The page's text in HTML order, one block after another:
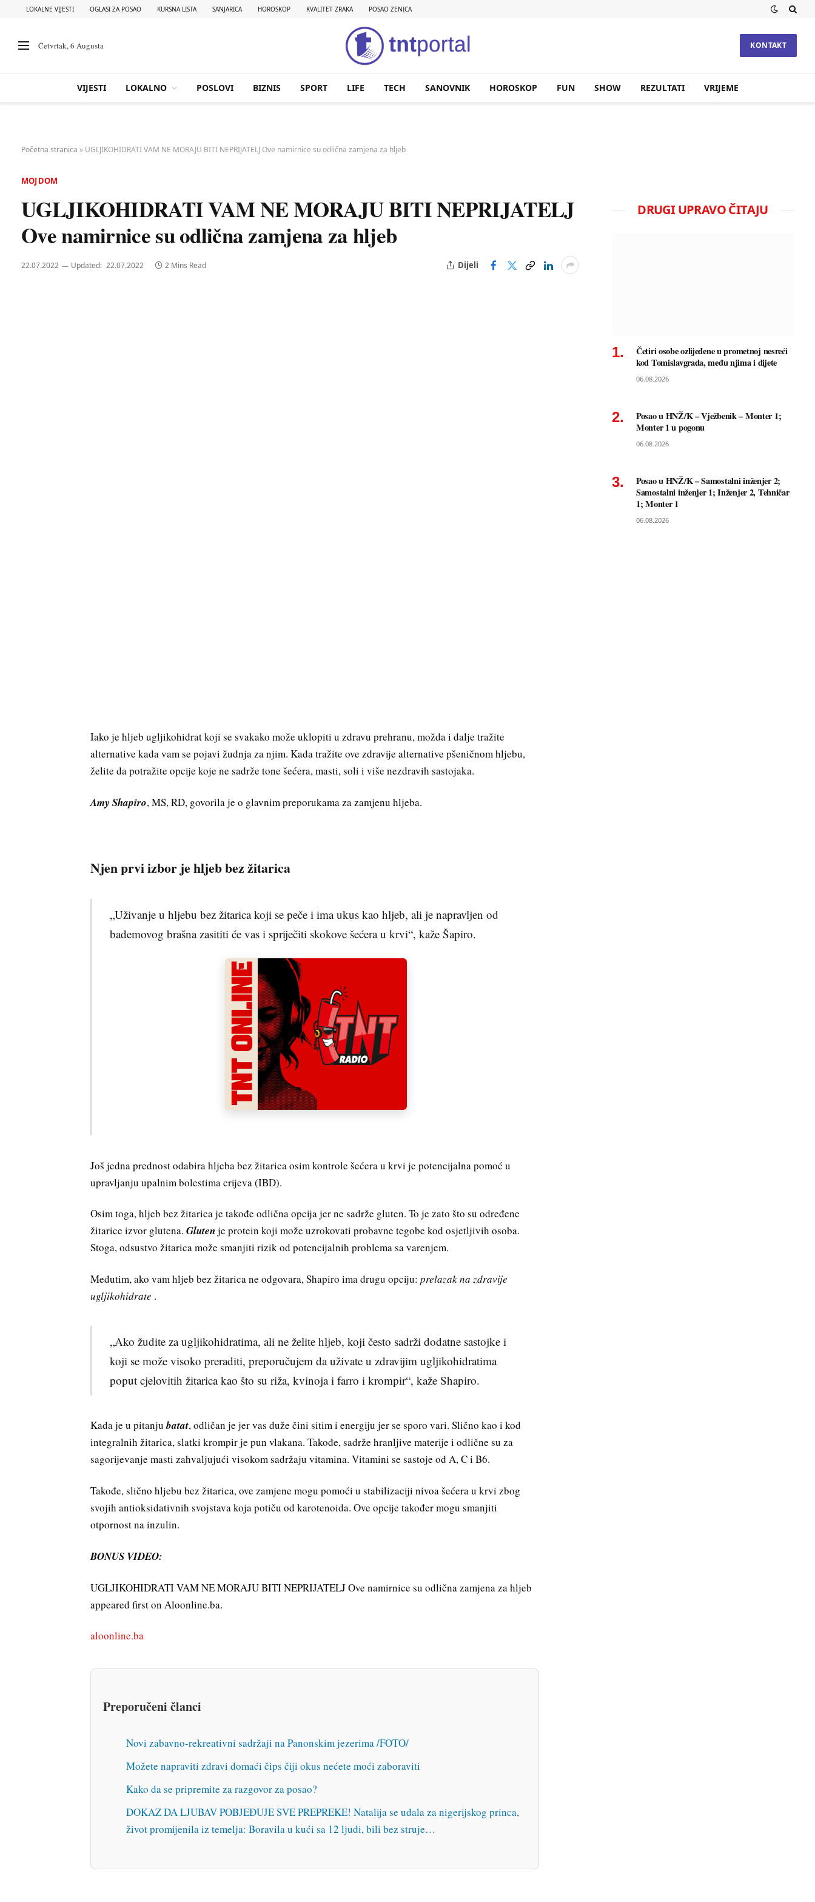
LOKALNE VIJESTI OGLASI ZA POSAO KURSNA LISTA SANJARICA HOROSKOP KVALITET ZRAKA POSAO ZENICA
Četvrtak, 6 Augusta KONTAKT
VIJESTI LOKALNO POSLOVI BIZNIS SPORT LIFE TECH SANOVNIK HOROSKOP FUN SHOW REZULTATI VRIJEME
Početna stranica » UGLJIKOHIDRATI VAM NE MORAJU BITI NEPRIJATELJ Ove namirnice su odlična zamjena za hljeb
MOJ DOM
UGLJIKOHIDRATI VAM NE MORAJU BITI NEPRIJATELJ
Ove namirnice su odlična zamjena za hljeb
22.07.2022 Updated: 22.07.2022 2 Mins Read Dijeli
Iako je hljeb ugljikohidrat koji se svakako može uklopiti u zdravu prehranu, možda i dalje tražite
alternative kada vam se pojavi žudnja za njim. Kada tražite ove zdravije alternative pšeničnom hljebu,
želite da potražite opcije koje ne sadrže tone šećera, masti, soli i više nezdravih sastojaka.
Amy Shapiro, MS, RD, govorila je o glavnim preporukama za zamjenu hljeba.
Njen prvi izbor je hljeb bez žitarica
„Uživanje u hljebu bez žitarica koji se peče i ima ukus kao hljeb, ali je napravljen od
bademovog brašna zasititi će vas i spriječiti skokove šećera u krvi“, kaže Šapiro.
Još jedna prednost odabira hljeba bez žitarica osim kontrole šećera u krvi je potencijalna pomoć u
upravljanju upalnim bolestima crijeva (IBD).
Osim toga, hljeb bez žitarica je takođe odlična opcija jer ne sadrže gluten. To je zato što su određene
žitarice izvor glutena.Glutenje protein koji može uzrokovati probavne tegobe kod osjetljivih osoba.
Stoga, odsustvo žitarica može smanjiti rizik od potencijalnih problema sa varenjem.
Međutim, ako vam hljeb bez žitarica ne odgovara, Shapiro ima drugu opciju:prelazak na zdravije
ugljikohidrate .
„Ako žudite za ugljikohidratima, ali ne želite hljeb, koji često sadrži dodatne sastojke i
koji se može visoko preraditi, preporučujem da uživate u zdravijim ugljikohidratima
poput cjelovitih žitarica kao što su riža, kvinoja i farro i krompir“, kaže Shapiro.
Kada je u pitanjubatat, odličan je jer vas duže čini sitim i energiju jer se sporo vari. Slično kao i kod
integralnih žitarica, slatki krompir je pun vlakana. Takođe, sadrže hranljive materije i odlične su za
sagorijevanje masti zahvaljujući visokom sadržaju vitamina. Vitamini se sastoje od A, C i B6.
Takođe, slično hljebu bez žitarica, ove zamjene mogu pomoći u stabilizaciji nivoa šećera u krvi zbog
svojih antioksidativnih svojstava koja potiču od karotenoida. Ove opcije također mogu smanjiti
otpornost na inzulin.
BONUS VIDEO:
UGLJIKOHIDRATI VAM NE MORAJU BITI NEPRIJATELJ Ove namirnice su odlična zamjena za hljeb
appeared first on Aloonline.ba.
aloonline.ba
Preporučeni članci
Novi zabavno-rekreativni sadržaji na Panonskim jezerima /FOTO/
Možete napraviti zdravi domaći čips čiji okus nećete moći zaboraviti
Kako da se pripremite za razgovor za posao?
DOKAZ DA LJUBAV POBJEĐUJE SVE PREPREKE! Natalija se udala za nigerijskog princa,
život promijenila iz temelja: Boravila u kući sa 12 ljudi, bili bez struje…
DRUGI UPRAVO ČITAJU
Četiri osobe ozlijeđene u prometnoj nesreći
kod Tomislavgrada, među njima i dijete
06.08.2026
Posao u HNŽ/K – Vježbenik – Monter 1;
Monter 1 u pogonu
06.08.2026
Posao u HNŽ/K – Samostalni inženjer 2;
Samostalni inženjer 1; Inženjer 2, Tehničar
1; Monter 1
06.08.2026